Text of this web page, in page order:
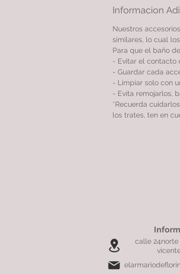
Informacion
Nuestros
similares, lo cual
Para que el baño
- Evitar el contacto
- Guardar cada
- Limpiar solo con
- Evita remojarlos,
*Recuerda
los trates, ten en
calle 24norte